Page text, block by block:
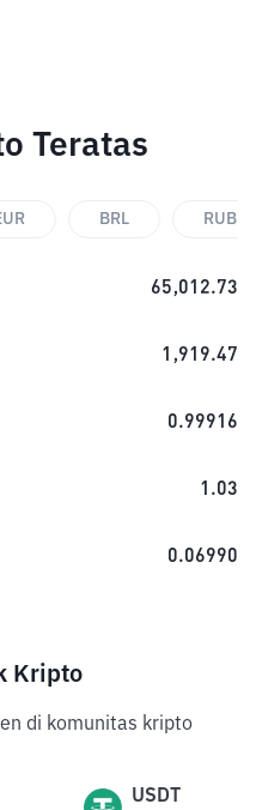
Teratas
BRL RUB
65,012.73
1,919.47
0.99916
1.03
0.06990
Kripto
di komunitas kripto
USDT